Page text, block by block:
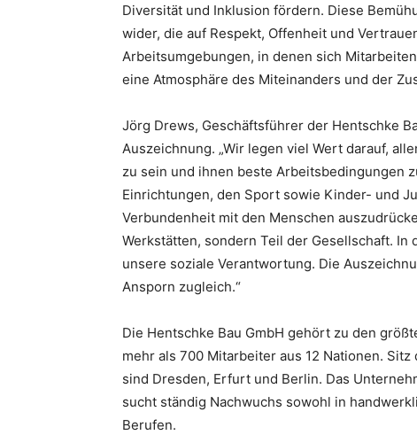
Diversität und Inklusion fördern. Diese
wider, die auf Respekt, Offenheit und
Arbeitsumgebungen, in denen sich
eine Atmosphäre des Miteinanders und der
Jörg Drews, Geschäftsführer der Hentschke
Auszeichnung. „Wir legen viel Wert darauf,
zu sein und ihnen beste Arbeitsbedingungen
Einrichtungen, den Sport sowie Kinder- und
Verbundenheit mit den Menschen
Werkstätten, sondern Teil der Gesellschaft.
unsere soziale Verantwortung. Die
Ansporn zugleich.“
Die Hentschke Bau GmbH gehört zu den
mehr als 700 Mitarbeiter aus 12 Nationen.
sind Dresden, Erfurt und Berlin. Das
sucht ständig Nachwuchs sowohl in
Berufen.